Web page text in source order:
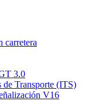
carretera
3.0
de Transporte (ITS)
V16